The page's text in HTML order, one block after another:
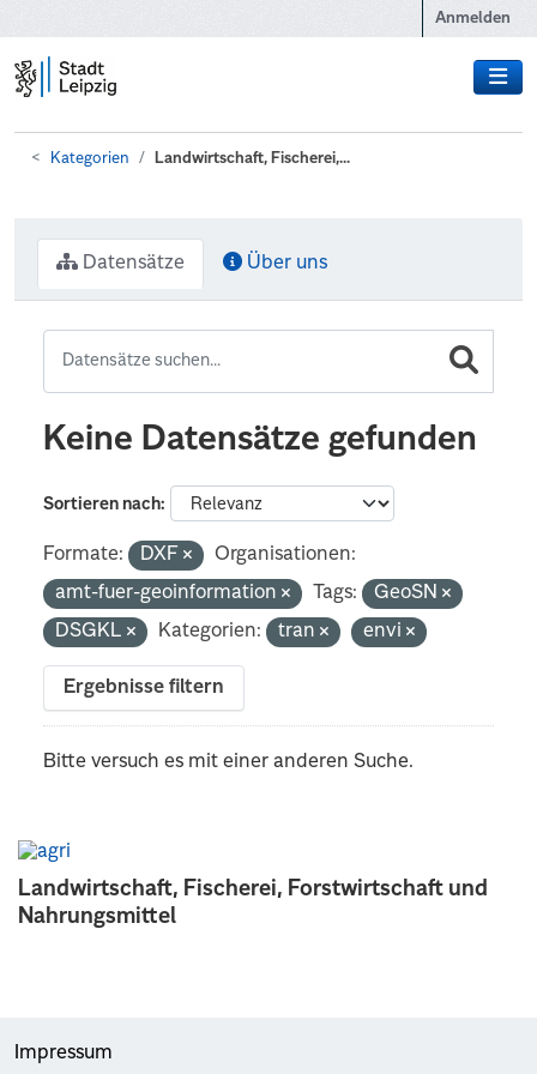
Anmelden
Kategorien Landwirtschaft, Fischerei,...
Landwirtschaft, Fischerei, Forstwirtschaft und
Nahrungsmittel
Datensätze Über uns
Keine Datensätze gefunden
Sortieren nach
Formate: DXF
Organisationen:
amt-fuer-geoinformation
Tags:
GeoSN
DSGKL
Kategorien: tran envi
Ergebnisse filtern
Bitte versuch es mit einer anderen Suche.
Impressum